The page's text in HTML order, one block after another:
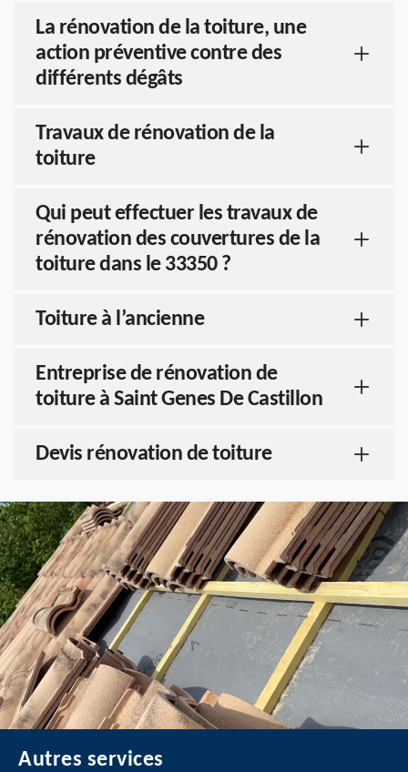
La rénovation de la toiture, une
action préventive contre des
différents dégâts
Travaux de rénovation de la
toiture
Qui peut effectuer les travaux de
rénovation des couvertures de la
toiture dans le 33350 ?
Toiture à l’ancienne
Entreprise de rénovation de
toiture à Saint Genes De Castillon
Devis rénovation de toiture
Autres services